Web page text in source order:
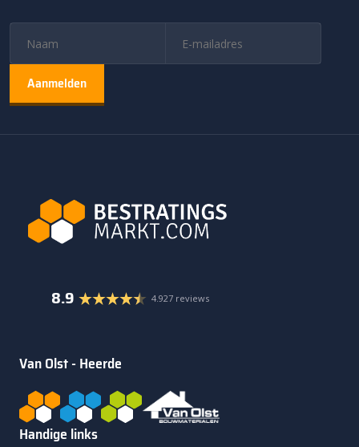
8.9 4.927 reviews
Van Olst - Heerde
Handige links